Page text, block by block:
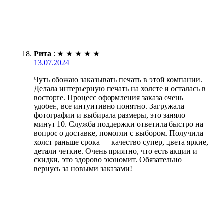
Рита : ★ ★ ★ ★ ★
13.07.2024
Чуть обожаю заказывать печать в этой компании.
Делала интерьерную печать на холсте и осталась в
восторге. Процесс оформления заказа очень
удобен, все интуитивно понятно. Загружала
фотографии и выбирала размеры, это заняло
минут 10. Служба поддержки ответила быстро на
вопрос о доставке, помогли с выбором. Получила
холст раньше срока — качество супер, цвета яркие,
детали четкие. Очень приятно, что есть акции и
скидки, это здорово экономит. Обязательно
вернусь за новыми заказами!